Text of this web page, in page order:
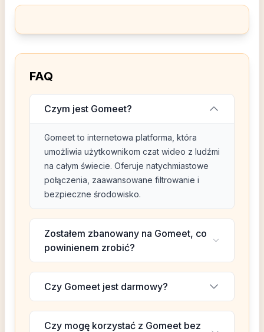
FAQ
Czym jest Gomeet?
Gomeet to internetowa platforma, która
umożliwia użytkownikom czat wideo z ludźmi
na całym świecie. Oferuje natychmiastowe
połączenia, zaawansowane filtrowanie i
bezpieczne środowisko.
Zostałem zbanowany na Gomeet, co
powinienem zrobić?
Czy Gomeet jest darmowy?
Czy mogę korzystać z Gomeet bez